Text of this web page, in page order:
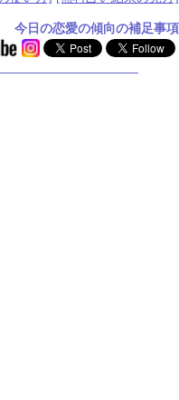
今日の恋愛の傾向の補足事項